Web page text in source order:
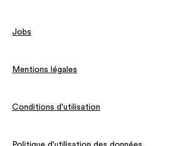
Jobs
Mentions légales
Conditions d'utilisation